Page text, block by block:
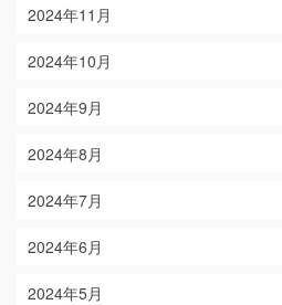
2024年11月
2024年10月
2024年9月
2024年8月
2024年7月
2024年6月
2024年5月